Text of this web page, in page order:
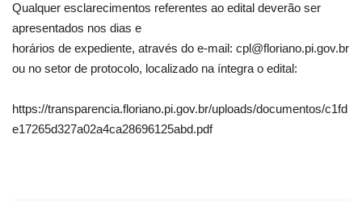
Qualquer esclarecimentos referentes ao edital deverão ser
apresentados nos dias e
horários de expediente, através do e-mail: cpl@floriano.pi.gov.br
ou no setor de protocolo, localizado na íntegra o edital:
https://transparencia.floriano.pi.gov.br/uploads/documentos/c1fd
e17265d327a02a4ca28696125abd.pdf